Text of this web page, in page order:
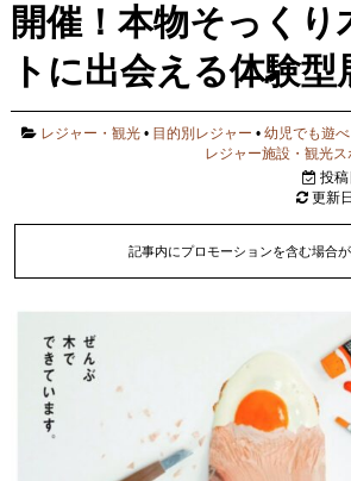
開催！本物そっくり
トに出会える体験型
レジャー・観光 • 目的別レジャー •幼児でも遊
レジャー施設・観光ス
投
更新
記事内にプロモーションを含む場合